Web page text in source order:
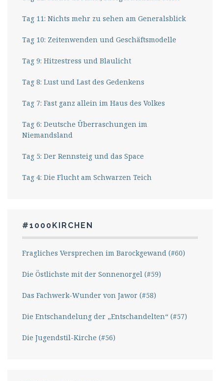
Tag 11: Nichts mehr zu sehen am Generalsblick
Tag 10: Zeitenwenden und Geschäftsmodelle
Tag 9: Hitzestress und Blaulicht
Tag 8: Lust und Last des Gedenkens
Tag 7: Fast ganz allein im Haus des Volkes
Tag 6: Deutsche Überraschungen im
Niemandsland
Tag 5: Der Rennsteig und das Space
Tag 4: Die Flucht am Schwarzen Teich
#1000KIRCHEN
Fragliches Versprechen im Barockgewand (#60)
Die Östlichste mit der Sonnenorgel (#59)
Das Fachwerk-Wunder von Jawor (#58)
Die Entschandelung der „Entschandelten“ (#57)
Die Jugendstil-Kirche (#56)